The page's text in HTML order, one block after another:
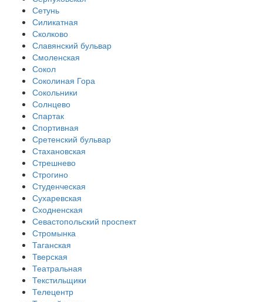
Сетунь
Силикатная
Сколково
Славянский бульвар
Смоленская
Сокол
Соколиная Гора
Сокольники
Солнцево
Спартак
Спортивная
Сретенский бульвар
Стахановская
Стрешнево
Строгино
Студенческая
Сухаревская
Сходненская
Севастопольский проспект
Стромынка
Таганская
Тверская
Театральная
Текстильщики
Телецентр